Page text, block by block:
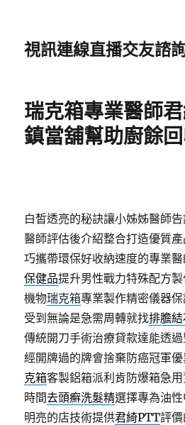
視訊連線直播交友諮
瑞克箱專業醫師
鎮當舖幫助廚餘
白皙透亮的秘訣讓小姊姊醫師
醫師評估後介紹整合打造優質
巧攜帶環保好收納速度的專業
保健品提升男性戰力特殊配方
機物瑞克箱專業製作精密儀器
受到無論是急需周轉就找排膽
傳統開刀手術治療貸款達能透
經開牌過的牌會捨棄防癌冠軍
克箱客製鋁箱派利肯防爆箱急
時間去頭癬洗髮精選擇專為油
明亮的店技術提供君綺PTT評